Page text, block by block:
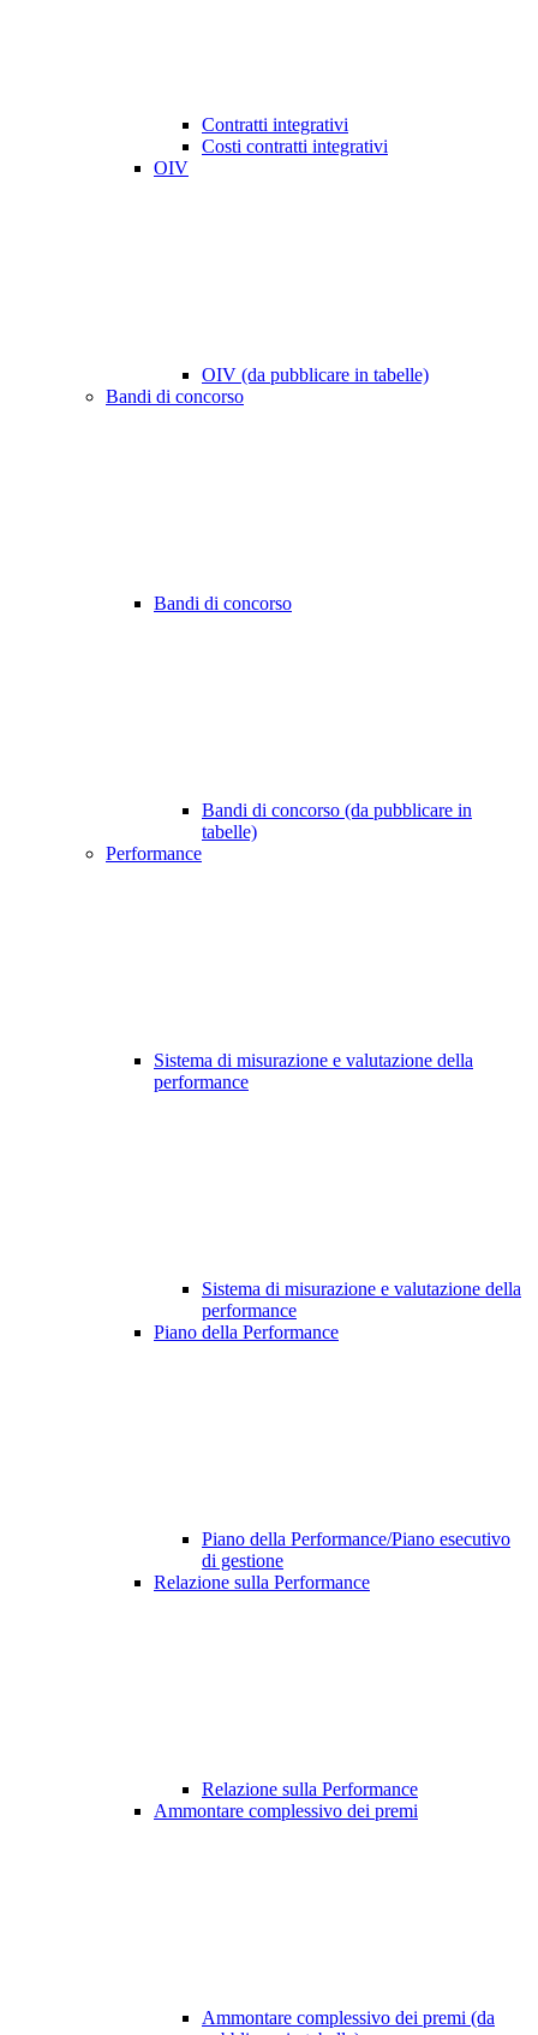
Contratti integrativi
Costi contratti integrativi
OIV
OIV (da pubblicare in tabelle)
Bandi di concorso
Bandi di concorso
Bandi di concorso (da pubblicare in
tabelle)
Performance
Sistema di misurazione e valutazione della
performance
Sistema di misurazione e valutazione della
performance
Piano della Performance
Piano della Performance/Piano esecutivo
di gestione
Relazione sulla Performance
Relazione sulla Performance
Ammontare complessivo dei premi
Ammontare complessivo dei premi (da